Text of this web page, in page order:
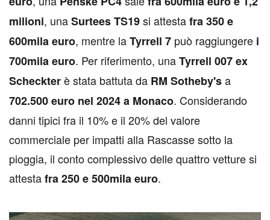
milioni, unaSurtees TS19si attestafra 350 e
600mila euro, mentre laTyrrell 7 può raggiungere i
700mila euro. Per riferimento, unaTyrrell 007 ex
Scheckterè stata battuta da RM Sotheby'sa
702.500 euro nel 2024 a Monaco. Considerando
danni tipici fra il 10% e il 20% del valore
commerciale per impatti alla Rascasse sotto la
pioggia, il conto complessivo delle quattro vetture si
attestafra 250 e 500mila euro.